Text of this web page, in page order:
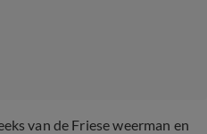
van de Friese weerman en